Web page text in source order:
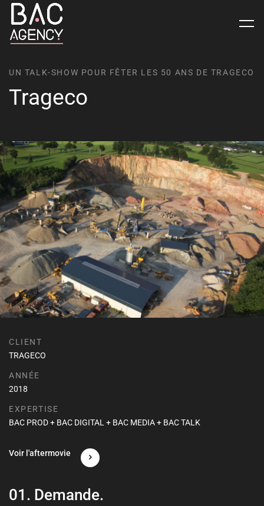
UN TALK-SHOW POUR FÊTER LES 50 ANS DE TRAGECO
Trageco
CLIENT
TRAGECO
ANNÉE
2018
EXPERTISE
BAC PROD + BAC DIGITAL + BAC MEDIA + BAC TALK
Voir l'aftermovie
01. Demande.